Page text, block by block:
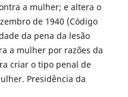
a mulher; e altera o
de 1940 (Código
da pena da lesão
a mulher por razões da
criar o tipo penal de
Presidência da